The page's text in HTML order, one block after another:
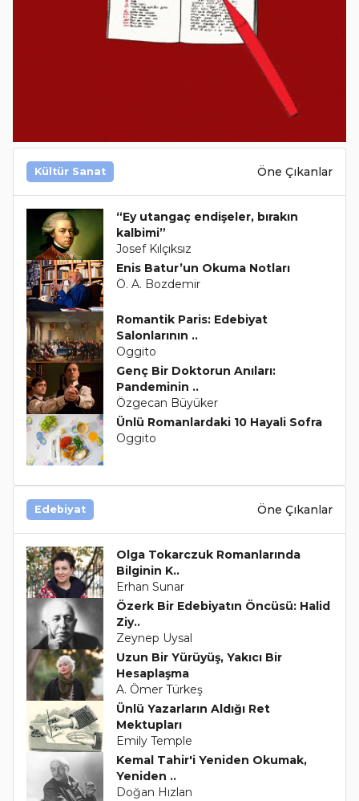
Kültür Sanat Öne Çıkanlar
“Ey utangaç endişeler, bırakın
kalbimi”
Josef Kılçıksız
Enis Batur’un Okuma Notları
Ö. A. Bozdemir
Romantik Paris: Edebiyat
Salonlarının ..
Oggito
Genç Bir Doktorun Anıları:
Pandeminin ..
Özgecan Büyüker
Ünlü Romanlardaki 10 Hayali Sofra
Oggito
Edebiyat Öne Çıkanlar
Olga Tokarczuk Romanlarında
Bilginin K..
Erhan Sunar
Özerk Bir Edebiyatın Öncüsü: Halid
Ziy..
Zeynep Uysal
Uzun Bir Yürüyüş, Yakıcı Bir
Hesaplaşma
A. Ömer Türkeş
Ünlü Yazarların Aldığı Ret
Mektupları
Emily Temple
Kemal Tahir'i Yeniden Okumak,
Yeniden ..
Doğan Hızlan